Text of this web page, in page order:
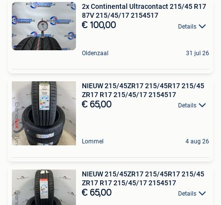
2x Continental Ultracontact 215/45 R17
87V 215/45/17 2154517
€ 100,00 Details
Oldenzaal 31 jul 26
NIEUW 215/45ZR17 215/45R17 215/45
ZR17 R17 215/45/17 2154517
€ 65,00 Details
Lommel 4 aug 26
NIEUW 215/45ZR17 215/45R17 215/45
ZR17 R17 215/45/17 2154517
€ 65,00 Details